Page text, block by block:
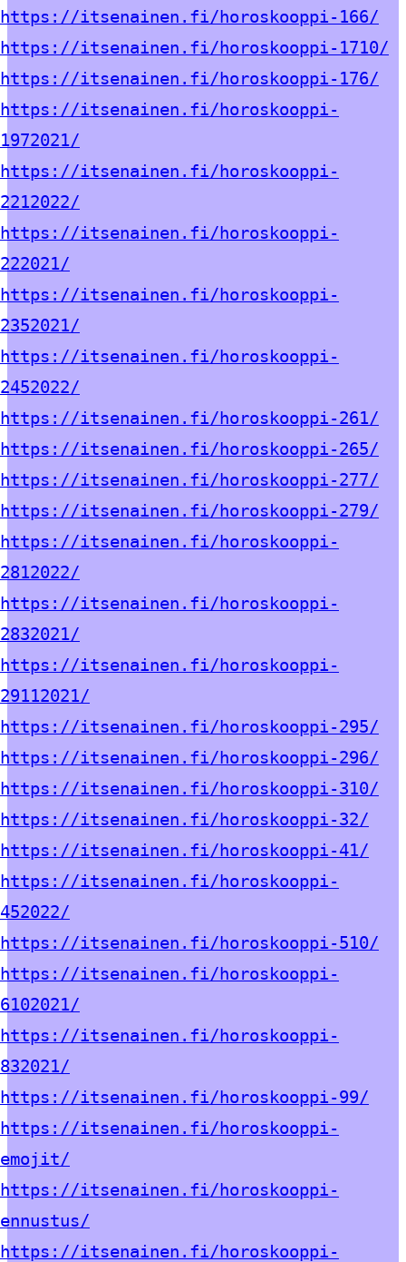
https://itsenainen.fi/horoskooppi-166/
https://itsenainen.fi/horoskooppi-1710/
https://itsenainen.fi/horoskooppi-176/
https://itsenainen.fi/horoskooppi-
1972021/
https://itsenainen.fi/horoskooppi-
2212022/
https://itsenainen.fi/horoskooppi-
222021/
https://itsenainen.fi/horoskooppi-
2352021/
https://itsenainen.fi/horoskooppi-
2452022/
https://itsenainen.fi/horoskooppi-261/
https://itsenainen.fi/horoskooppi-265/
https://itsenainen.fi/horoskooppi-277/
https://itsenainen.fi/horoskooppi-279/
https://itsenainen.fi/horoskooppi-
2812022/
https://itsenainen.fi/horoskooppi-
2832021/
https://itsenainen.fi/horoskooppi-
29112021/
https://itsenainen.fi/horoskooppi-295/
https://itsenainen.fi/horoskooppi-296/
https://itsenainen.fi/horoskooppi-310/
https://itsenainen.fi/horoskooppi-32/
https://itsenainen.fi/horoskooppi-41/
https://itsenainen.fi/horoskooppi-
452022/
https://itsenainen.fi/horoskooppi-510/
https://itsenainen.fi/horoskooppi-
6102021/
https://itsenainen.fi/horoskooppi-
832021/
https://itsenainen.fi/horoskooppi-99/
https://itsenainen.fi/horoskooppi-
emojit/
https://itsenainen.fi/horoskooppi-
ennustus/
https://itsenainen.fi/horoskooppi-